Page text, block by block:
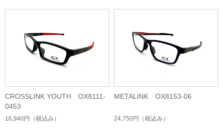
CROSSLINK YOUTH OX8111-
0453
16,940円 （税込み）
METALINK OX8153-06
24,750円 （税込み）